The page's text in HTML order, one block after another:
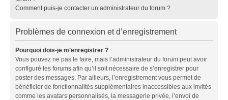
Comment puis-je contacter un administrateur du forum ?
Problèmes de connexion et d’enregistrement
Pourquoi dois-je m’enregistrer ?
Vous pouvez ne pas le faire, mais l’administrateur du forum peut avoir
configuré les forums afin qu’il soit nécessaire de s’enregistrer pour
poster des messages. Par ailleurs, l’enregistrement vous permet de
bénéficier de fonctionnalités supplémentaires inaccessibles aux invités
comme les avatars personnalisés, la messagerie privée, l’envoi de